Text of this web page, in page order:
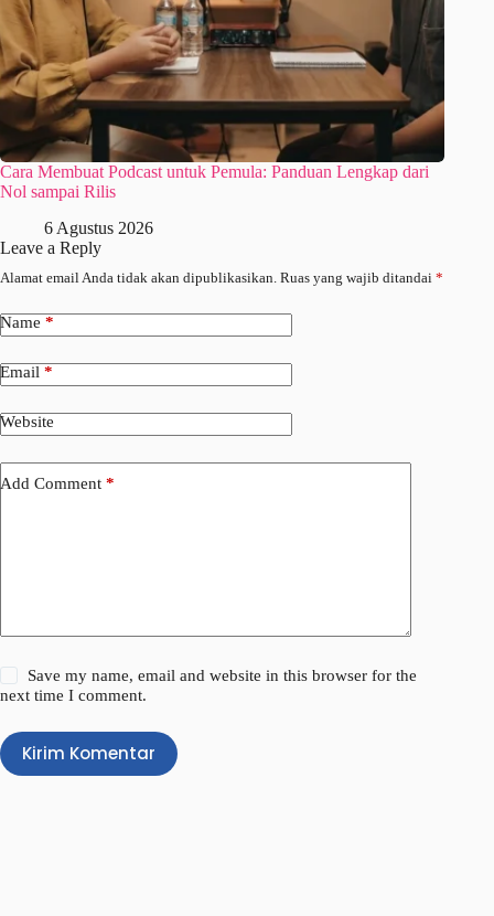
Cara Membuat Podcast untuk Pemula: Panduan Lengkap dari
Nol sampai Rilis
6 Agustus 2026
Leave a Reply
Alamat email Anda tidak akan dipublikasikan. Ruas yang wajib ditandai *
Name *
Email *
Website
Add Comment *
Save my name, email and website in this browser for the
next time I comment.
Kirim Komentar